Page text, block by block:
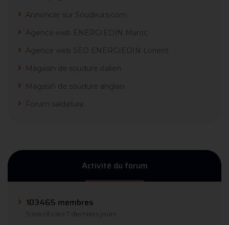
Annoncer sur Soudeurs.com
Agence web ENERGIEDIN Maroc
Agence web SEO ENERGIEDIN Lorient
Magasin de soudure italien
Magasin de soudure anglais
Forum saldatura
Activité du forum
103465 membres
5 inscrits les 7 derniers jours